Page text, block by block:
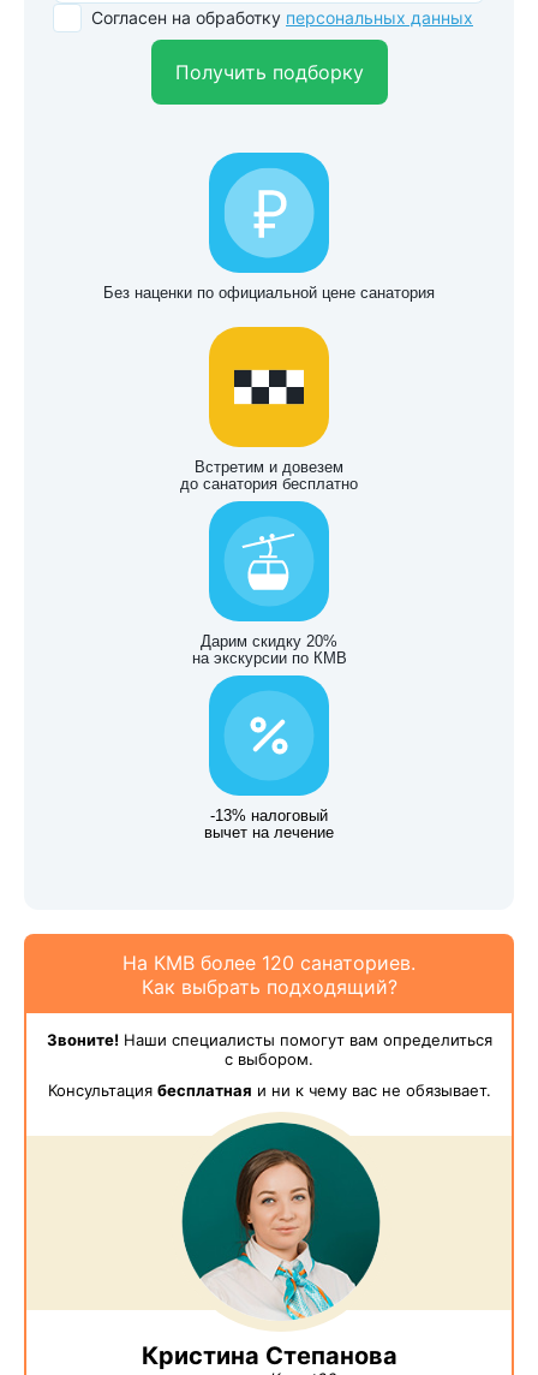
Согласен на обработку персональных данных
Получить подборку
Без наценки по официальной цене санатория
Встретим и довезем
до санатория бесплатно
Дарим скидку 20%
на экскурсии по КМВ
-13% налоговый
вычет на лечение
На КМВ более 120 санаториев.
Как выбрать подходящий?
Звоните!Наши специалисты помогут вам определиться
с выбором.
Консультация бесплатная и ни к чему вас не обязывает.
Кристина Степанова